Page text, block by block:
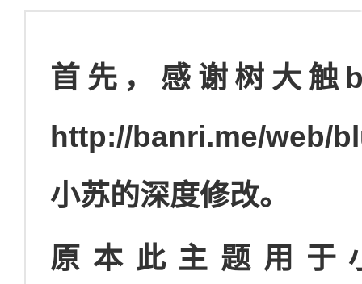
首先，感谢树大触
http://banri.me/web/
小苏的深度修改。
原本此主题用于